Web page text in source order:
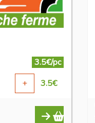
3.5€/pc
+ 3.5€